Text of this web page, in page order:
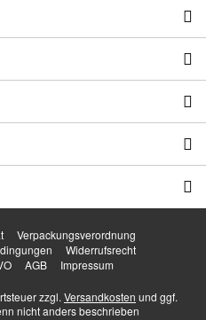
Verpackungsverordnung
Widerrufsrecht
AGB Impressum
zzgl. Versandkosten und ggf.
nicht anders beschrieben